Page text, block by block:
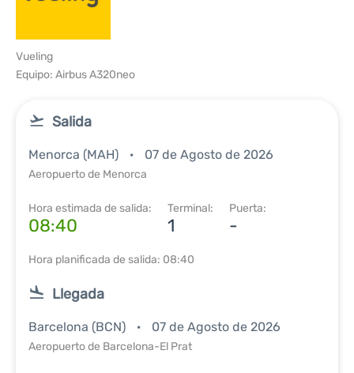
Vueling
Equipo: Airbus A320neo
Salida
Menorca (MAH) 07 de Agosto de 2026
Aeropuerto de Menorca
Hora estimada de salida:
08:40
Terminal:
1
Puerta:
-
Hora planificada de salida: 08:40
Llegada
Barcelona (BCN) 07 de Agosto de 2026
Aeropuerto de Barcelona-El Prat